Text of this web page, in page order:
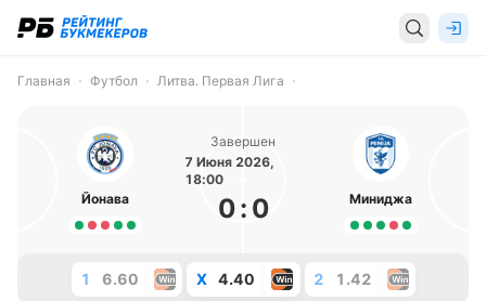
Главная Футбол Литва. Первая Лига
Йонава
Завершен
7 Июня 2026,
18:00
0: 0 Миниджа
1 6.60 X 4.40 2 1.42